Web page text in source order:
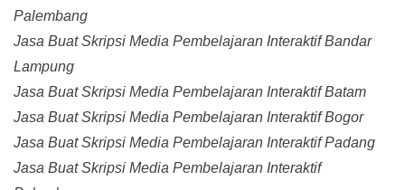
Palembang
Jasa Buat Skripsi Media Pembelajaran Interaktif Bandar
Lampung
Jasa Buat Skripsi Media Pembelajaran Interaktif Batam
Jasa Buat Skripsi Media Pembelajaran Interaktif Bogor
Jasa Buat Skripsi Media Pembelajaran Interaktif Padang
Jasa Buat Skripsi Media Pembelajaran Interaktif